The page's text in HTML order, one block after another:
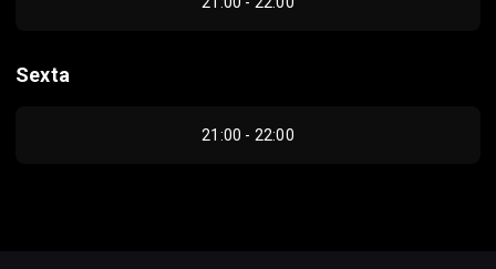
Sexta
21:00 - 22:00